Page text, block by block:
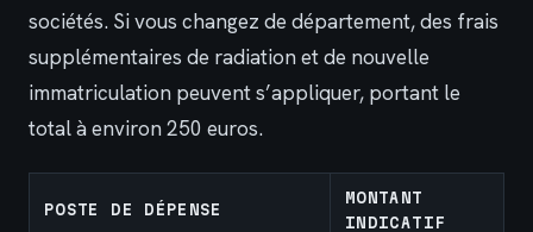
sociétés. Si vous changez de département, des frais
supplémentaires de radiation et de nouvelle
immatriculation peuvent s’appliquer, portant le
total à environ 250 euros.
POSTE DE DÉPENSE
MONTANT
INDICATIF